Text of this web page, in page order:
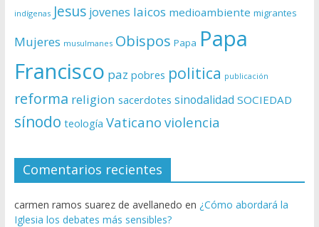
indígenas Jesus jovenes laicos medioambiente migrantes
Mujeres musulmanes Obispos Papa Papa
Francisco paz pobres politica publicación
reforma religion sacerdotes sinodalidad SOCIEDAD
sínodo teología Vaticano violencia
Comentarios recientes
carmen ramos suarez de avellanedo en ¿Cómo abordará la
Iglesia los debates más sensibles?